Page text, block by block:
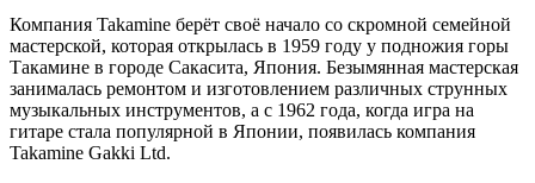
Компания Takamine берёт своё начало со скромной семейной
мастерской, которая открылась в 1959 году у подножия горы
Такамине в городе Сакасита, Япония. Безымянная мастерская
занималась ремонтом и изготовлением различных струнных
музыкальных инструментов, а с 1962 года, когда игра на
гитаре стала популярной в Японии, появилась компания
Takamine Gakki Ltd.